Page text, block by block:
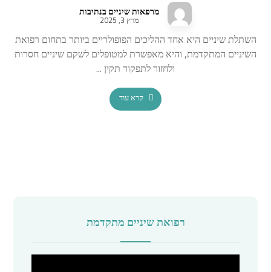
מרפאות שיניים בנתיבות
מרץ 3, 2025
השתלת שיניים היא אחד ההליכים הפופולריים ביותר בתחום רפואת
השיניים המתקדמת, והיא מאפשרת למטופלים לשקם שיניים חסרות
ולחזור לתפקוד תקין ...
קרא עוד
רפואת שיניים מתקדמת